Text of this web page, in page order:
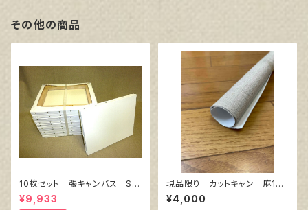
その他の商品
10枚セット 張キャンバス Sn
owWhite SPC（綿・ポリエステ
ル）F8 455㎜×380㎜
¥9,933
現品限り カットキャン 麻10
0％ F20 (3枚組)
¥4,000